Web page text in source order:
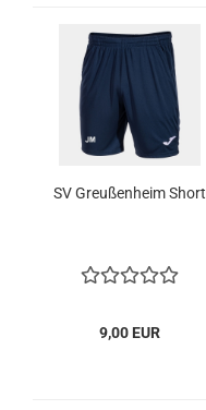
SV Greußenheim Short
9,00 EUR